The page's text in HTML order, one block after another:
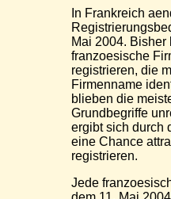
In Frankreich
Mai 2004. Bisher
franzoesische
registrieren, die
Firmenname
blieben die
Grundbegriffe
ergibt sich durch
eine Chance
registrieren.
Jede